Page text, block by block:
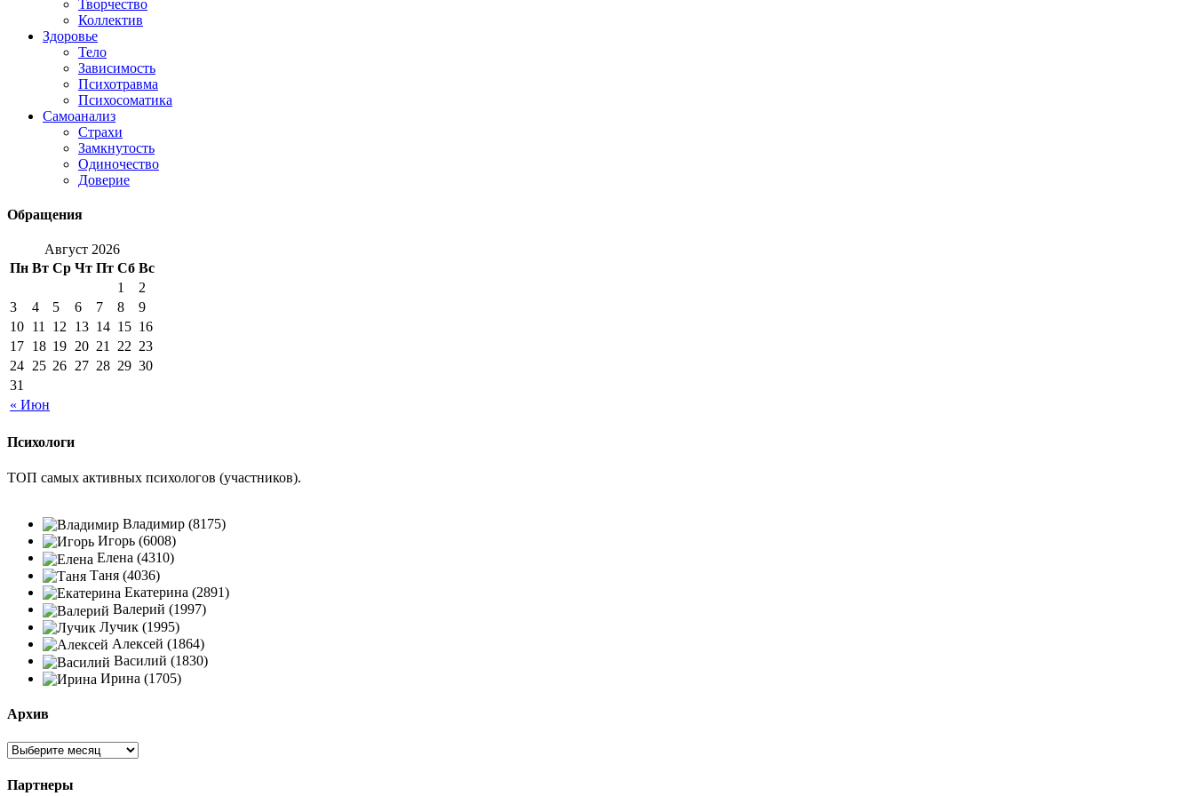
Творчество
Коллектив
Здоровье
Тело
Зависимость
Психотравма
Психосоматика
Самоанализ
Страхи
Замкнутость
Одиночество
Доверие
Обращения
Август 2026
Пн Вт Ср Чт Пт Сб Вс
« Июн
1
2
3
4 5 6 7 8
9
10 11 12 13 14 15 16
17 18 19 20 21 22 23
24 25 26 27 28 29 30
31
Психологи
ТОП самых активных психологов (участников).
Владимир (8175)
Игорь (6008)
Елена (4310)
Таня (4036)
Екатерина (2891)
Валерий (1997)
Лучик (1995)
Алексей (1864)
Василий (1830)
Ирина (1705)
Архив
Партнеры